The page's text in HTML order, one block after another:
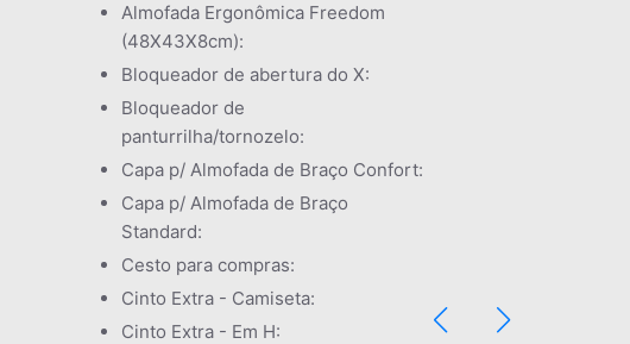
Almofada Ergonômica Freedom
(48X43X8cm):
Bloqueador de abertura do X:
Bloqueador de
panturrilha/tornozelo:
Capa p/ Almofada de Braço Confort:
Capa p/ Almofada de Braço
Standard:
Cesto para compras:
Cinto Extra - Camiseta:
Cinto Extra - Em H: